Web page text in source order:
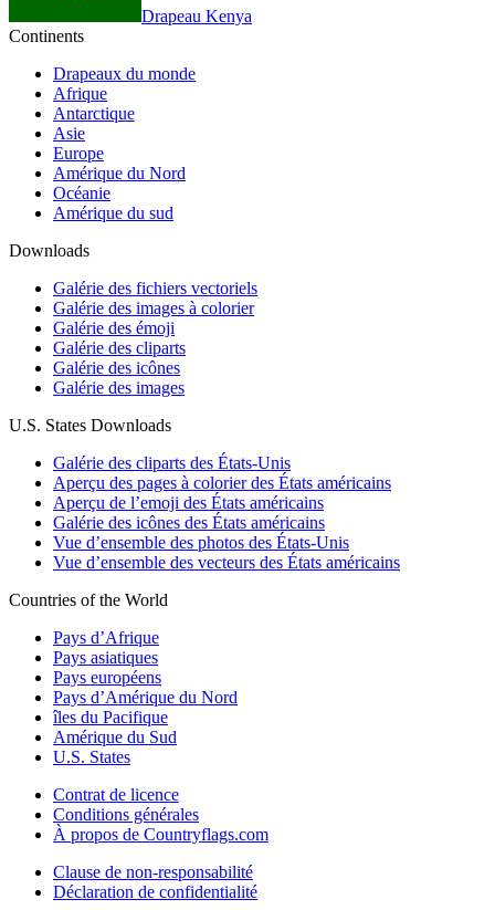
Drapeau Kenya
Continents
Drapeaux du monde
Afrique
Antarctique
Asie
Europe
Amérique du Nord
Océanie
Amérique du sud
Downloads
Galérie des fichiers vectoriels
Galérie des images à colorier
Galérie des émoji
Galérie des cliparts
Galérie des icônes
Galérie des images
U.S. States Downloads
Galérie des cliparts des États-Unis
Aperçu des pages à colorier des États américains
Aperçu de l’emoji des États américains
Galérie des icônes des États américains
Vue d’ensemble des photos des États-Unis
Vue d’ensemble des vecteurs des États américains
Countries of the World
Pays d’Afrique
Pays asiatiques
Pays européens
Pays d’Amérique du Nord
îles du Pacifique
Amérique du Sud
U.S. States
Contrat de licence
Conditions générales
À propos de Countryflags.com
Clause de non-responsabilité
Déclaration de confidentialité